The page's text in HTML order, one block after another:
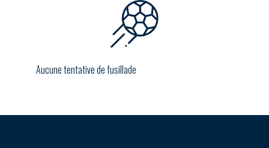
Aucune tentative de fusillade